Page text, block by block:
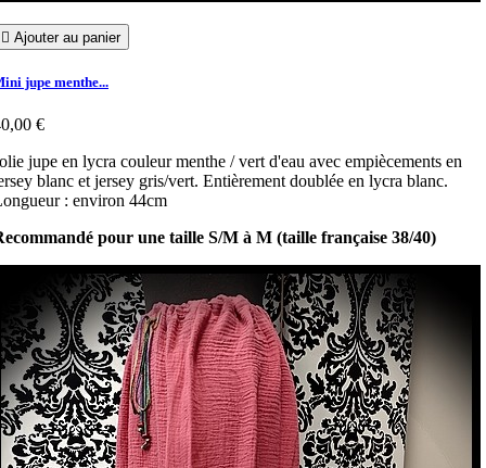
 Ajouter au panier
jupe menthe...
€
jupe en lycra couleur menthe / vert d'eau avec empiècements en
blanc et jersey gris/vert. Entièrement doublée en lycra blanc.
: environ 44cm
pour une taille S/M à M (taille française 38/40)